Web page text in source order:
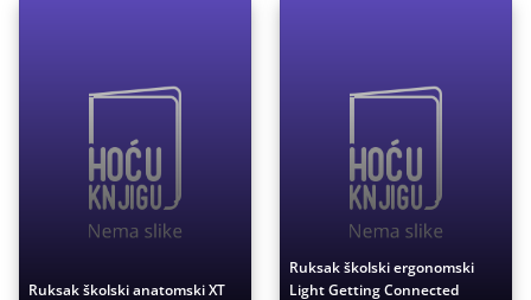
Ruksak školski anatomski XT
Ruksak školski ergonomski
Light Getting Connected